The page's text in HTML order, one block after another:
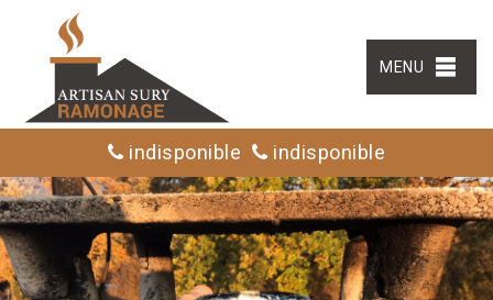
MENU
indisponible indisponible